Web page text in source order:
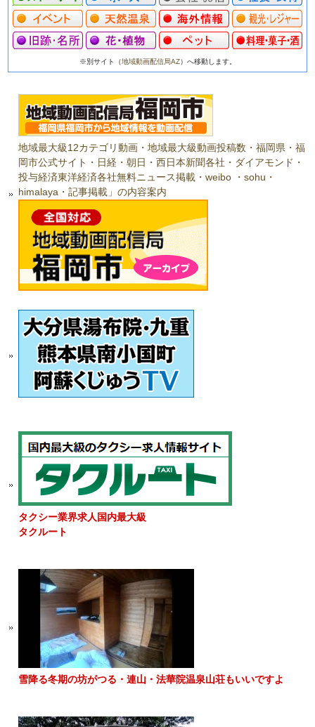
※別サイト（地域動画配信局AZ）へ移動します。
地域最大級12カテゴリ動画・地域最大級動画投稿数・福岡県・福
岡市公式サイト・日経・朝日・西日本新聞各社・ダイアモンド・
投与経済東洋経済各社無料ニュース掲載・weibo ・sohu・
himalaya・記事掲載」の内容案内
タクシー業界求人国内最大級
タクルート
雪降る冬期の坊がつる・連山・法華院温泉山荘もいいですよ